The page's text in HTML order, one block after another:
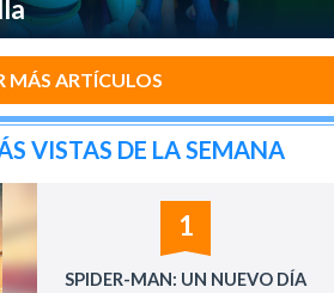
MÁS ARTÍCULOS
VISTAS DE LA SEMANA
1
SPIDER-MAN: UN NUEVO DÍA